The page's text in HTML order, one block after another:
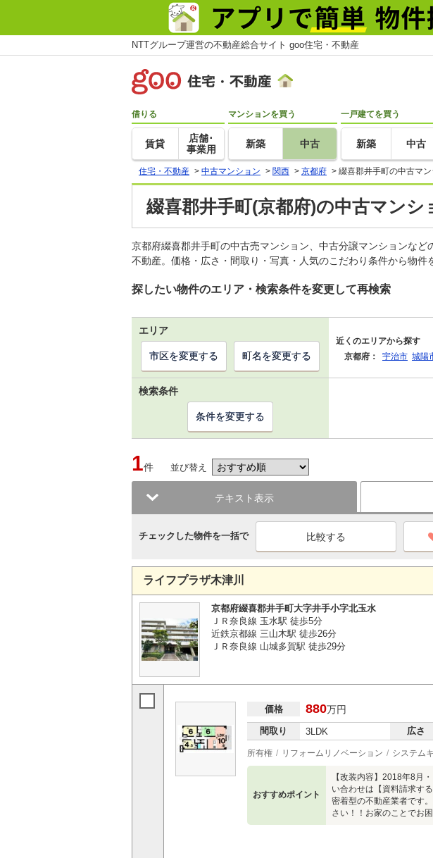
NTTグループ運営の不動産総合サイト goo住宅・不動産
借りる
賃貸
店舗･
事業用
マンションを買う
新築 中古
一戸建てを買う
新築 中古
住宅・不動産 > 中古マンション > 関西 > 京都府 > 綴喜郡井手町の中古マ
綴喜郡井手町(京都府)の中古マンシ
京都府綴喜郡井手町の中古売マンション、中古分譲マンションな
不動産。価格・広さ・間取り・写真・人気のこだわり条件から物
探したい物件のエリア・検索条件を変更して再検索
エリア
近くのエリアから探す
京都府：
宇治市 城陽
市区を変更する 町名を変更する
検索条件
条件を変更する
1件 並び替え
テキスト表示
チェックした物件を一括で
ライフプラザ木津川
京都府綴喜郡井手町大字井手小字北玉水
ＪＲ奈良線 玉水駅 徒歩5分
近鉄京都線 三山木駅 徒歩26分
ＪＲ奈良線 山城多賀駅 徒歩29分
価格 880万円
間取り 3LDK 広さ
所有権 リフォームリノベーション システム
おすすめポイント
【改装内容】2018年8月
い合わせは【資料請求す
密着型の不動産業者です
さい！！お家のことでお